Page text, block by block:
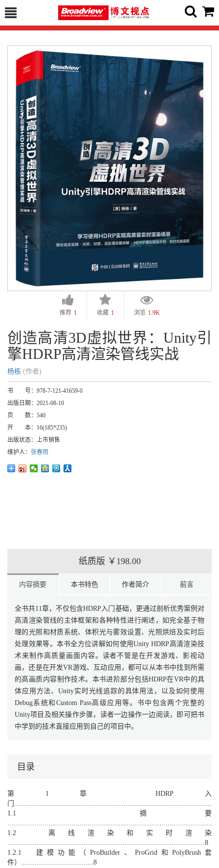
推荐 1 收藏 1 浏览 1.9K
创造高清3D虚拟世界：Unity引
擎HDRP高清渲染管线实战
杨栋 (作者)
书 号： 978-7-121-41659-0
出版日期： 2021-08-10
页 数： 540
开 本： 16(185*235)
出版状态： 上市销售
维护人： 张春雨
纸质版 ￥198.00
内容摘要 本书特色 作者简介 前言
全书共11章，不仅包含HDRP入门基础，更通过剖析优秀案例对
高清渲染管线的主体框架和各种特性进行阐述，如完全基于物
理的光照和材质系统、体积光与雾效设置、光照烘焙及实时后
处理效果等。本书全方位讲解如何使用Unity HDRP高清渲染技
术来制作高质量画面内容。读者不管是在开发游戏、影视动
画，还是在开发VR游戏、互动应用，都可以从本书中找到所需
的高画质内容制作技术。本书进阶部分包括HDRP在VR中的具
体应用方法、Unity实时光线追踪的具体用法，以及如何使用
Debug系统和Custom Pass高级应用等。书中包含两个完整的
Unity项目及相关操作步骤，读者一边操作一边阅读，即可把书
中学到的技术直接应用到自己的项目中。
目录
第1章 HDRP入
门......................................................................................................1
1.1 摘要
1.2 离线渲染和实时渲染
.....................................................................................................8
1.2.1 建模功能（ProBuilder、ProGrid和PolyBrush套
件）.....................................8